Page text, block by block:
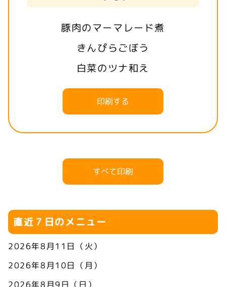
豚肉のマーマレード煮
きんぴらごぼう
白菜のツナ和え
印刷する
すべて印刷
直近７日のメニュー
2026年8月11日（火）
2026年8月10日（月）
2026年8月9日（日）